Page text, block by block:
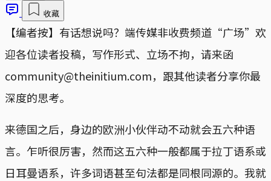
收藏
【编者按】有话想说吗？端传媒非收费频道“广场”欢
迎各位读者投稿，写作形式、立场不拘，请来函
community@theinitium.com，跟其他读者分享你最
深度的思考。
来德国之后，身边的欧洲小伙伴动不动就会五六种语
言。乍听很厉害，然而这五六种一般都属于拉丁语系或
日耳曼语系，许多词语甚至句法都是同根同源的。我就